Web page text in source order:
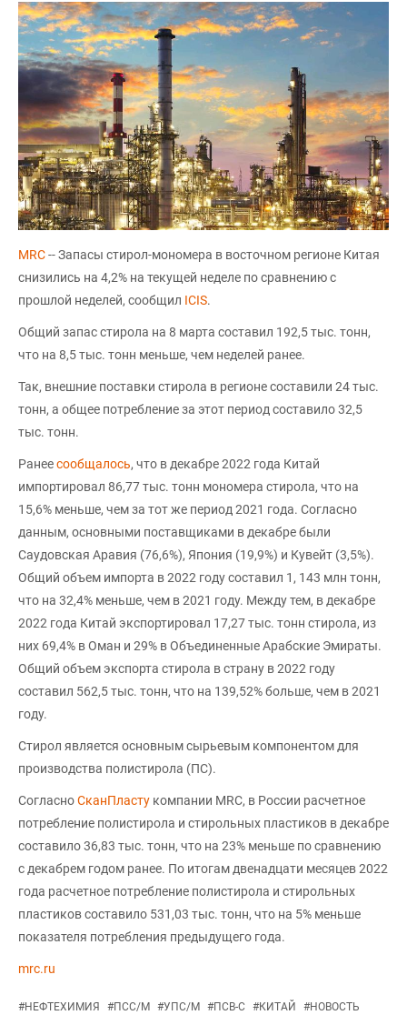
MRC-- Запасы стирол-мономера в восточном регионе Китая
снизились на 4,2% на текущей неделе по сравнению с
прошлой неделей, сообщил ICIS.
Общий запас стирола на 8 марта составил 192,5 тыс. тонн,
что на 8,5 тыс. тонн меньше, чем неделей ранее.
Так, внешние поставки стирола в регионе составили 24 тыс.
тонн, а общее потребление за этот период составило 32,5
тыс. тонн.
Ранеесообщалось, что в декабре 2022 года Китай
импортировал 86,77 тыс. тонн мономера стирола, что на
15,6% меньше, чем за тот же период 2021 года. Согласно
данным, основными поставщиками в декабре были
Саудовская Аравия (76,6%), Япония (19,9%) и Кувейт (3,5%).
Общий объем импорта в 2022 году составил 1, 143 млн тонн,
что на 32,4% меньше, чем в 2021 году. Между тем, в декабре
2022 года Китай экспортировал 17,27 тыс. тонн стирола, из
них 69,4% в Оман и 29% в Объединенные Арабские Эмираты.
Общий объем экспорта стирола в страну в 2022 году
составил 562,5 тыс. тонн, что на 139,52% больше, чем в 2021
году.
Стирол является основным сырьевым компонентом для
производства полистирола (ПС).
СогласноСканПласту компании MRC, в России расчетное
потребление полистирола и стирольных пластиков в декабре
составило 36,83 тыс. тонн, что на 23% меньше по сравнению
с декабрем годом ранее. По итогам двенадцати месяцев 2022
года расчетное потребление полистирола и стирольных
пластиков составило 531,03 тыс. тонн, что на 5% меньше
показателя потребления предыдущего года.
mrc.ru
#НЕФТЕХИМИЯ #ПСС/М #УПС/М #ПСВ-С #КИТАЙ #НОВОСТЬ